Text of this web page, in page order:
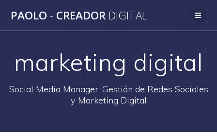
al
PAOLO - CREADOR DIGITAL
marketing digital
Social Media Manager, Gestión de Redes Sociales
y Marketing Digital